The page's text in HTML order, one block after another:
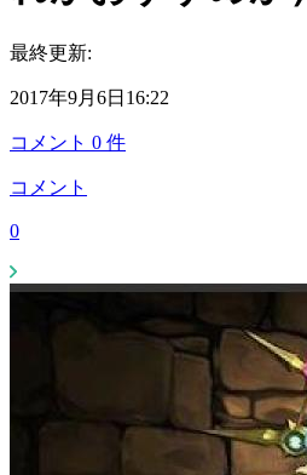
最終更新:
2017年9月6日16:22
コメント 0 件
コメント
0